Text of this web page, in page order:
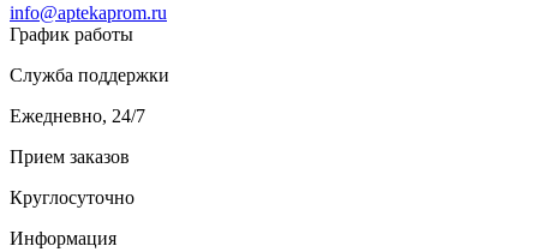
info@aptekaprom.ru
График работы
Служба поддержки
Ежедневно, 24/7
Прием заказов
Круглосуточно
Информация